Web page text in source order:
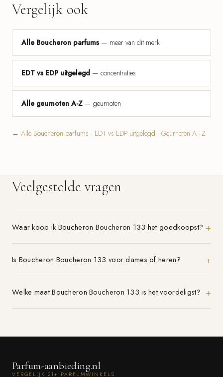
Vergelijk ook
Alle Boucheron parfums — meer van dit merk
EDT vs EDP uitgelegd — concentraties
Alle geurnoten A-Z — geurnoten
← Alle Boucheron parfums · EDT vs EDP uitgelegd · Geurnoten A–Z
Veelgestelde vragen
Waar koop ik Boucheron Boucheron 133 het goedkoopst?
Is Boucheron Boucheron 133 voor dames of heren?
Welke maat Boucheron Boucheron 133 is het voordeligst?
Parfum-aanbieding.nl
VERGELIJK 21+ PARFUMWINKELS